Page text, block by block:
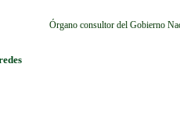
Órgano consultor del Gobierno